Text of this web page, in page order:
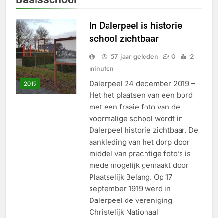
2019
In Dalerpeel is historie
school zichtbaar
57 jaar geleden 0
2
minuten
Dalerpeel 24 december 2019 –
Het het plaatsen van een bord
met een fraaie foto van de
voormalige school wordt in
Dalerpeel historie zichtbaar. De
aankleding van het dorp door
middel van prachtige foto’s is
mede mogelijk gemaakt door
Plaatselijk Belang. Op 17
september 1919 werd in
Dalerpeel de vereniging
Christelijk Nationaal